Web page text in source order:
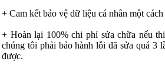
+ Cam kết bảo vệ dữ liệu cá nhân một
+ Hoàn lại 100% chi phí sửa chữa nếu
chúng tôi phải bảo hành lỗi đã sửa quá 3
được.